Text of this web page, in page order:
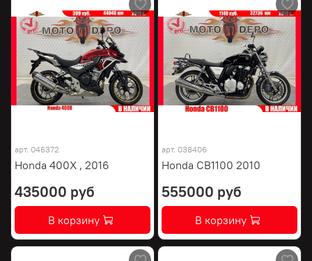
арт. 046372
Honda 400X , 2016
435000 руб
В корзину
арт. 038406
Honda CB1100 2010
555000 руб
В корзину